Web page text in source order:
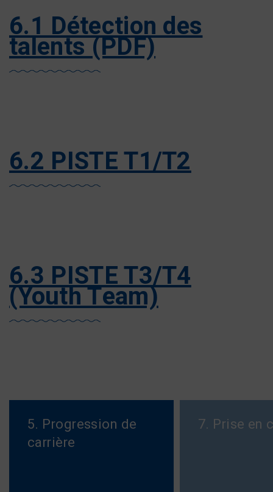
6.1 Détection des
talents (PDF)
6.2 PISTE T1/T2
6.3 PISTE T3/T4
(Youth Team)
5. Progression de
carrière
7. Prise en